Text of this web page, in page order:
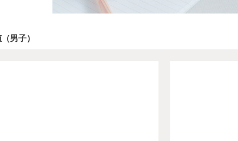
男子）